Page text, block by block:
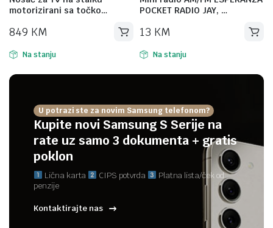
motorizirani sa točko…
849 KM
Na stanju
POCKET RADIO JAY, …
13 KM
Na stanju
U potrazi ste za novim Samsung telefonom?
Kupite novi Samsung S Serije na
rate uz samo 3 dokumenta + gratis
poklon
Lična karta CIPS potvrda
Platna lista/ček od
penzije
Kontaktirajte nas